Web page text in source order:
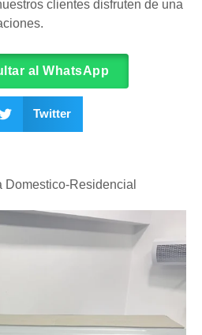
clientes disfruten de una
al WhatsApp
Twitter
Domestico-Residencial